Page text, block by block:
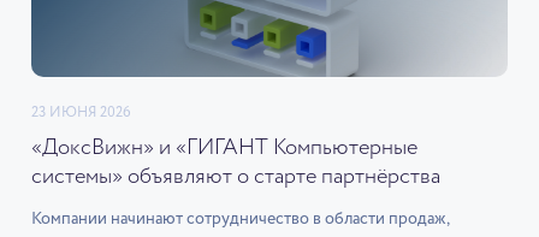
23 ИЮНЯ 2026
«ДоксВижн» и «ГИГАНТ Компьютерные
системы» объявляют о старте партнёрства
Компании начинают сотрудничество в области продаж,